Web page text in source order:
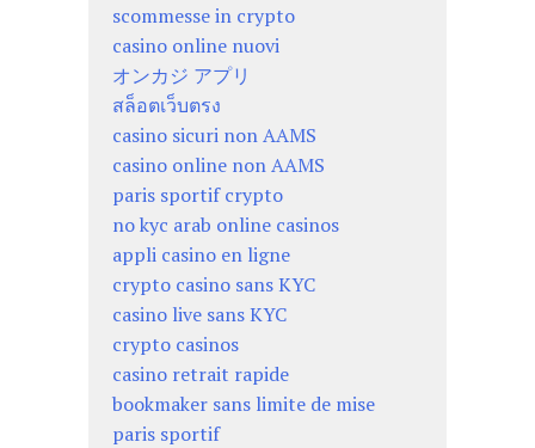
scommesse in crypto
casino online nuovi
オンカジ アプリ
สล็อตเว็บตรง
casino sicuri non AAMS
casino online non AAMS
paris sportif crypto
no kyc arab online casinos
appli casino en ligne
crypto casino sans KYC
casino live sans KYC
crypto casinos
casino retrait rapide
bookmaker sans limite de mise
paris sportif